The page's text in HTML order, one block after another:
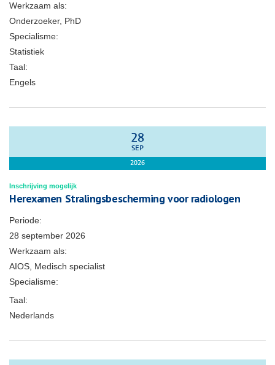
Werkzaam als:
Onderzoeker, PhD
Specialisme:
Statistiek
Taal:
Engels
28
SEP
2026
Inschrijving mogelijk
Herexamen Stralingsbescherming voor radiologen
Periode:
28 september 2026
Werkzaam als:
AIOS, Medisch specialist
Specialisme:
Taal:
Nederlands